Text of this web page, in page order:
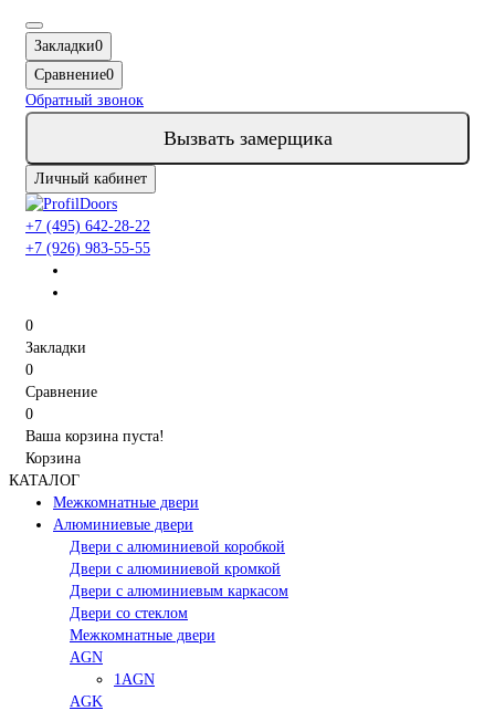
Закладки0
Сравнение0
Обратный звонок
Вызвать замерщика
Личный кабинет
+7 (495) 642-28-22
+7 (926) 983-55-55
0
Закладки
0
Сравнение
0
Ваша корзина пуста!
Корзина
КАТАЛОГ
Межкомнатные двери
Алюминиевые двери
Двери с алюминиевой коробкой
Двери с алюминиевой кромкой
Двери с алюминиевым каркасом
Двери со стеклом
Межкомнатные двери
AGN
1AGN
AGK